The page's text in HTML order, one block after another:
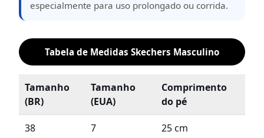
especialmente para uso prolongado ou corrida.
Tabela de Medidas Skechers Masculino
Tamanho
(BR)
Tamanho
(EUA)
Comprimento
do pé
38 7 25 cm